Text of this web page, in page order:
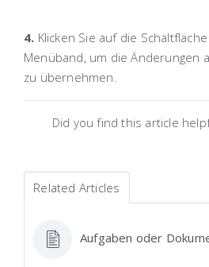
4. Klicken Sie auf die Schaltfläche
Menüband, um die Änderungen
zu übernehmen.
Did you find this article
Related Articles
Aufgaben oder